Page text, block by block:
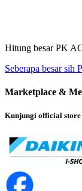
Hitung besar PK
Seberapa besar sih
Marketplace &
Kunjungi official